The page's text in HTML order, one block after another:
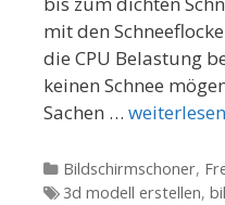
mit den
die CPU Belastung
keinen Schnee
Sachen … weiterlesen
Kategorien
Bildschirmschoner,
Tags
3d modell erstellen,